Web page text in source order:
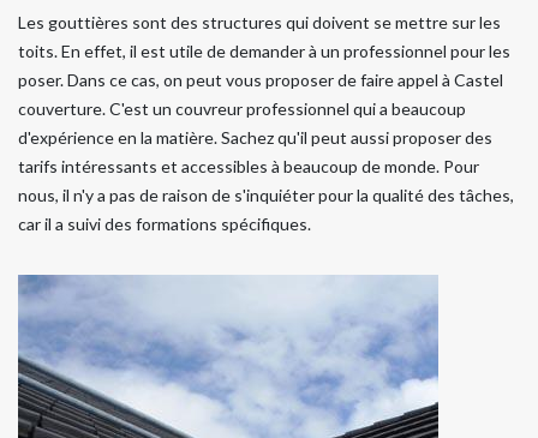
Les gouttières sont des structures qui doivent se mettre sur les
toits. En effet, il est utile de demander à un professionnel pour les
poser. Dans ce cas, on peut vous proposer de faire appel à Castel
couverture. C'est un couvreur professionnel qui a beaucoup
d'expérience en la matière. Sachez qu'il peut aussi proposer des
tarifs intéressants et accessibles à beaucoup de monde. Pour
nous, il n'y a pas de raison de s'inquiéter pour la qualité des tâches,
car il a suivi des formations spécifiques.